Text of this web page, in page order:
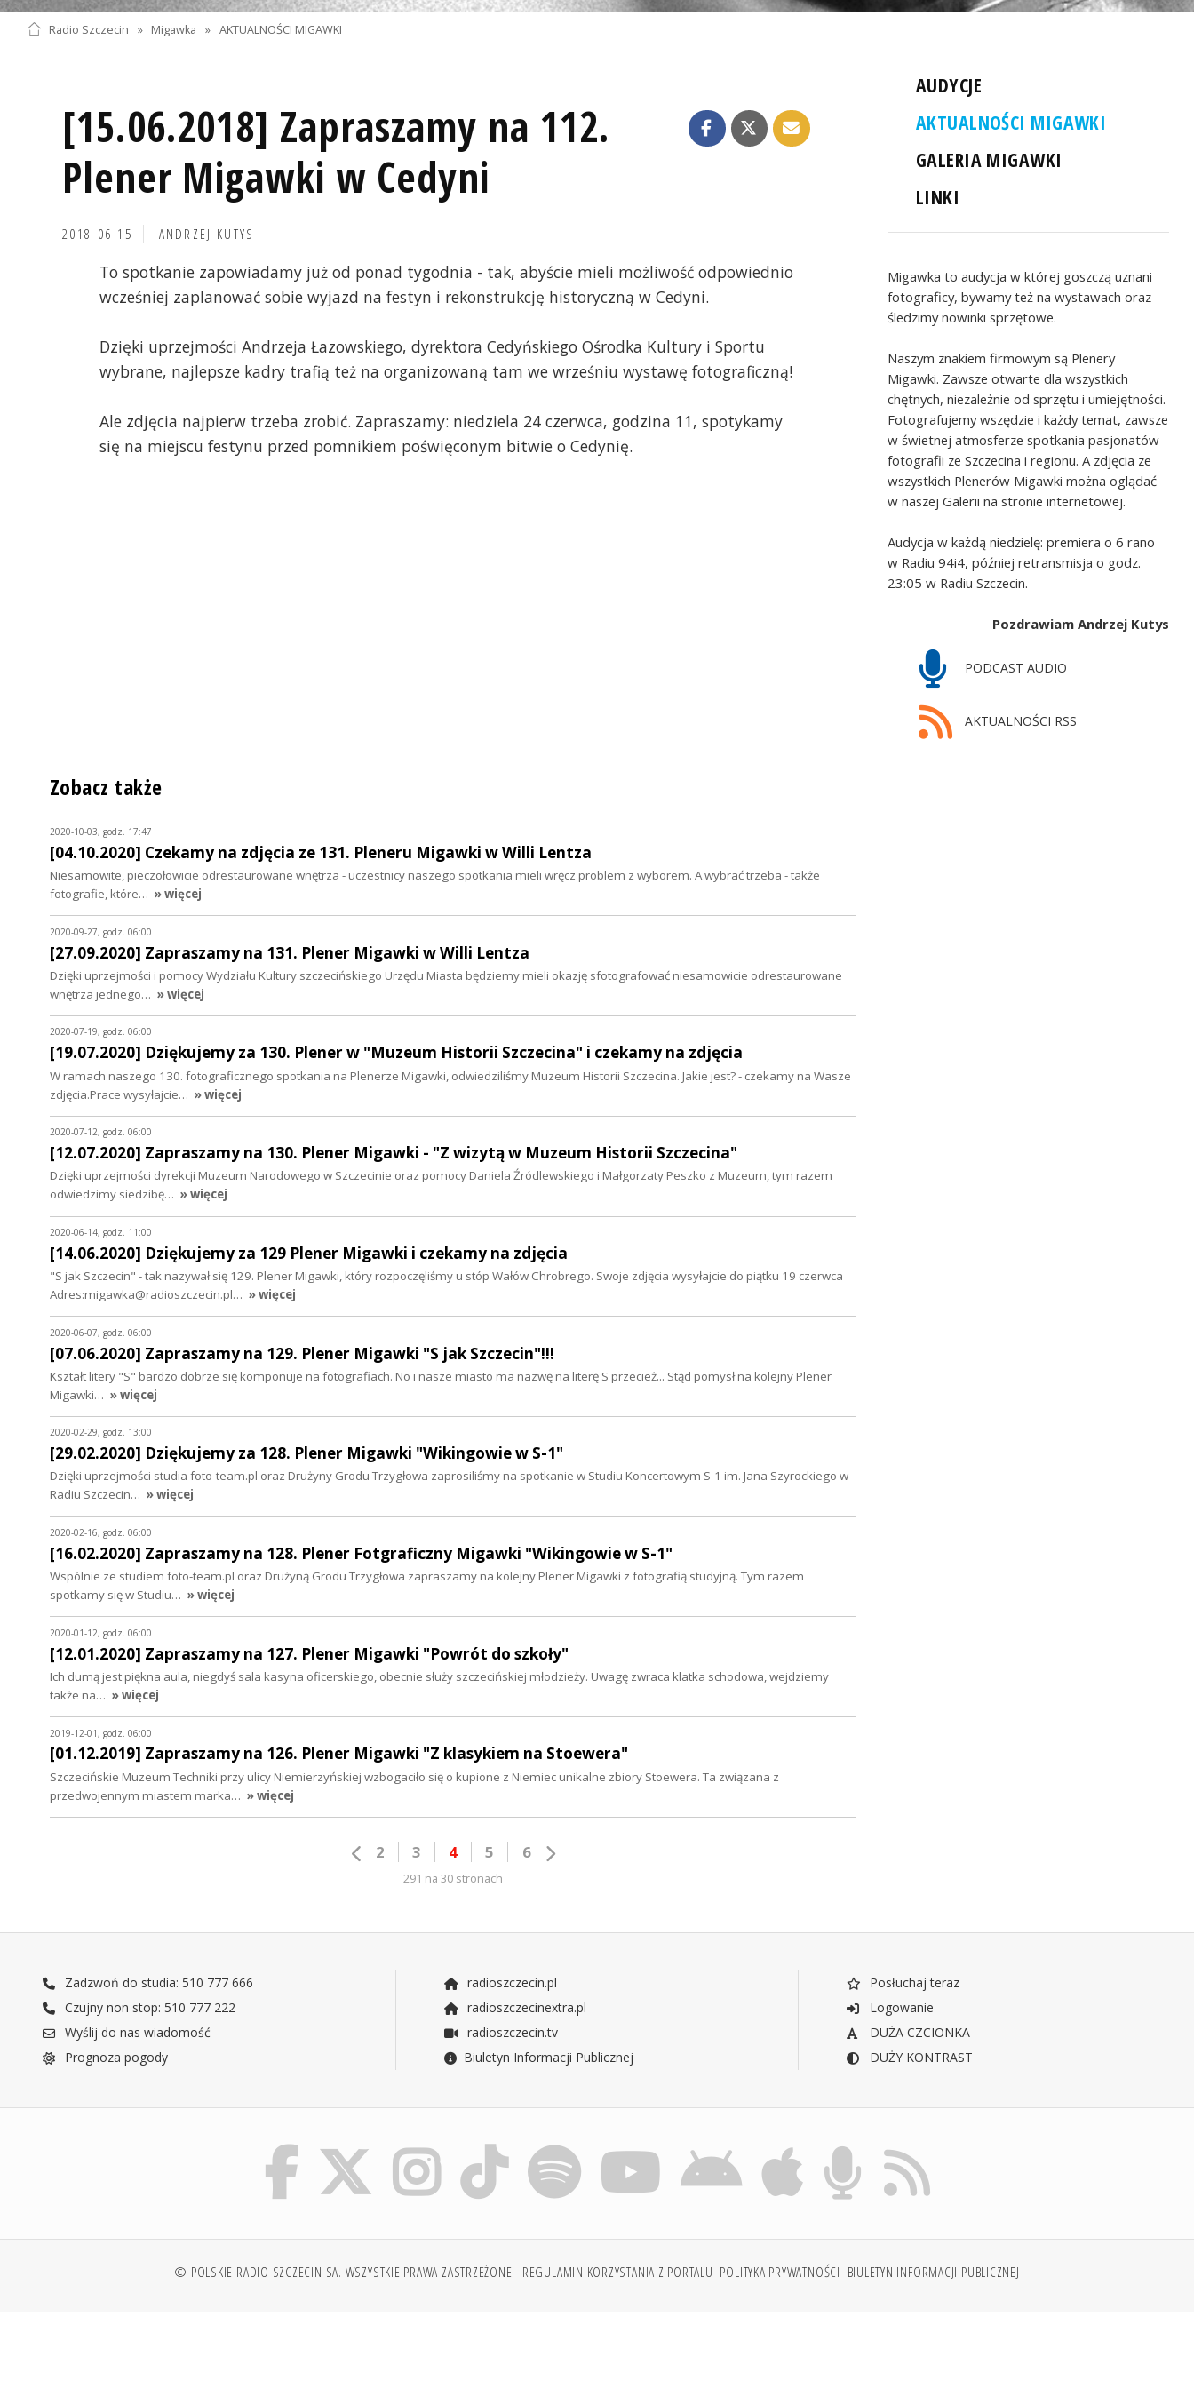
Radio Szczecin » Migawka » AKTUALNOŚCI MIGAWKI
[15.06.2018] Zapraszamy na 112.
Plener Migawki w Cedyni
2018-06-15 ANDRZEJ KUTYS
To spotkanie zapowiadamy już od ponad tygodnia - tak, abyście mieli możliwość odpowiednio
wcześniej zaplanować sobie wyjazd na festyn i rekonstrukcję historyczną w Cedyni.
Dzięki uprzejmości Andrzeja Łazowskiego, dyrektora Cedyńskiego Ośrodka Kultury i Sportu
wybrane, najlepsze kadry trafią też na organizowaną tam we wrześniu wystawę fotograficzną!
Ale zdjęcia najpierw trzeba zrobić. Zapraszamy: niedziela 24 czerwca, godzina 11, spotykamy
się na miejscu festynu przed pomnikiem poświęconym bitwie o Cedynię.
AUDYCJE
AKTUALNOŚCI MIGAWKI
GALERIA MIGAWKI
LINKI
Migawka to audycja w której goszczą uznani
fotograficy, bywamy też na wystawach oraz
śledzimy nowinki sprzętowe.
Naszym znakiem firmowym są Plenery
Migawki. Zawsze otwarte dla wszystkich
chętnych, niezależnie od sprzętu i umiejętności.
Fotografujemy wszędzie i każdy temat, zawsze
w świetnej atmosferze spotkania pasjonatów
fotografii ze Szczecina i regionu. A zdjęcia ze
wszystkich Plenerów Migawki można oglądać
w naszej Galerii na stronie internetowej.
Audycja w każdą niedzielę: premiera o 6 rano
w Radiu 94i4, później retransmisja o godz.
23:05 w Radiu Szczecin.
Pozdrawiam Andrzej Kutys
PODCAST AUDIO
AKTUALNOŚCI RSS
Zobacz także
2020-10-03, godz. 17:47
[04.10.2020] Czekamy na zdjęcia ze 131. Pleneru Migawki w Willi Lentza
Niesamowite, pieczołowicie odrestaurowane wnętrza - uczestnicy naszego spotkania mieli wręcz problem z wyborem. A wybrać trzeba - także
fotografie, które… » więcej
2020-09-27, godz. 06:00
[27.09.2020] Zapraszamy na 131. Plener Migawki w Willi Lentza
Dzięki uprzejmości i pomocy Wydziału Kultury szczecińskiego Urzędu Miasta będziemy mieli okazję sfotografować niesamowicie odrestaurowane
wnętrza jednego… » więcej
2020-07-19, godz. 06:00
[19.07.2020] Dziękujemy za 130. Plener w "Muzeum Historii Szczecina" i czekamy na zdjęcia
W ramach naszego 130. fotograficznego spotkania na Plenerze Migawki, odwiedziliśmy Muzeum Historii Szczecina. Jakie jest? - czekamy na Wasze
zdjęcia.Prace wysyłajcie… » więcej
2020-07-12, godz. 06:00
[12.07.2020] Zapraszamy na 130. Plener Migawki - "Z wizytą w Muzeum Historii Szczecina"
Dzięki uprzejmości dyrekcji Muzeum Narodowego w Szczecinie oraz pomocy Daniela Źródlewskiego i Małgorzaty Peszko z Muzeum, tym razem
odwiedzimy siedzibę… » więcej
2020-06-14, godz. 11:00
[14.06.2020] Dziękujemy za 129 Plener Migawki i czekamy na zdjęcia
"S jak Szczecin" - tak nazywał się 129. Plener Migawki, który rozpoczęliśmy u stóp Wałów Chrobrego. Swoje zdjęcia wysyłajcie do piątku 19 czerwca
Adres:migawka@radioszczecin.pl… » więcej
2020-06-07, godz. 06:00
[07.06.2020] Zapraszamy na 129. Plener Migawki "S jak Szczecin"!!!
Kształt litery "S" bardzo dobrze się komponuje na fotografiach. No i nasze miasto ma nazwę na literę S przecież... Stąd pomysł na kolejny Plener
Migawki… » więcej
2020-02-29, godz. 13:00
[29.02.2020] Dziękujemy za 128. Plener Migawki "Wikingowie w S-1"
Dzięki uprzejmości studia foto-team.pl oraz Drużyny Grodu Trzygłowa zaprosiliśmy na spotkanie w Studiu Koncertowym S-1 im. Jana Szyrockiego w
Radiu Szczecin… » więcej
2020-02-16, godz. 06:00
[16.02.2020] Zapraszamy na 128. Plener Fotgraficzny Migawki "Wikingowie w S-1"
Wspólnie ze studiem foto-team.pl oraz Drużyną Grodu Trzygłowa zapraszamy na kolejny Plener Migawki z fotografią studyjną. Tym razem
spotkamy się w Studiu… » więcej
2020-01-12, godz. 06:00
[12.01.2020] Zapraszamy na 127. Plener Migawki "Powrót do szkoły"
Ich dumą jest piękna aula, niegdyś sala kasyna oficerskiego, obecnie służy szczecińskiej młodzieży. Uwagę zwraca klatka schodowa, wejdziemy
także na… » więcej
2019-12-01, godz. 06:00
[01.12.2019] Zapraszamy na 126. Plener Migawki "Z klasykiem na Stoewera"
Szczecińskie Muzeum Techniki przy ulicy Niemierzyńskiej wzbogaciło się o kupione z Niemiec unikalne zbiory Stoewera. Ta związana z
przedwojennym miastem marka… » więcej
2 3 4 5 6
291 na 30 stronach
Zadzwoń do studia: 510 777 666
Czujny non stop: 510 777 222
Wyślij do nas wiadomość
Prognoza pogody
radioszczecin.pl
radioszczecinextra.pl
radioszczecin.tv
Biuletyn Informacji Publicznej
Posłuchaj teraz
Logowanie
DUŻA CZCIONKA
DUŻY KONTRAST
© POLSKIE RADIO SZCZECIN SA. WSZYSTKIE PRAWA ZASTRZEŻONE. REGULAMIN KORZYSTANIA Z PORTALU POLITYKA PRYWATNOŚCI BIULETYN INFORMACJI PUBLICZNEJ